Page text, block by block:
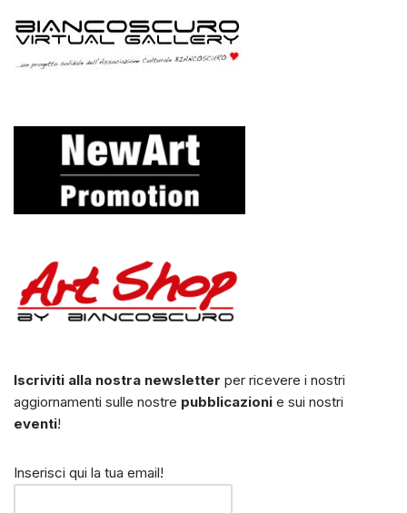
Iscriviti alla nostra newsletter per ricevere i nostri
aggiornamenti sulle nostre pubblicazioni e sui nostri
eventi!
Inserisci qui la tua email!